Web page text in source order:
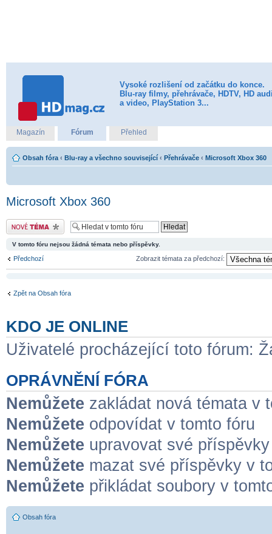
Vysoké rozlišení od začátku do konce.
Blu-ray filmy, přehrávače, HDTV, HD
a video, PlayStation 3...
Magazín Fórum Přehled
Obsah fóra ‹ Blu-ray a všechno související ‹ Přehrávače ‹ Microsoft Xbox 360
Microsoft Xbox 360
Odeslat nové téma
V tomto fóru nejsou žádná témata nebo příspěvky.
Předchozí Zobrazit témata za předchozí:
Zpět na Obsah fóra
KDO JE ONLINE
Uživatelé procházející toto fórum:
OPRÁVNĚNÍ FÓRA
Nemůžete zakládat nová témata v
Nemůžete odpovídat v tomto fóru
Nemůžete upravovat své
Nemůžete mazat své příspěvky v
Nemůžete přikládat soubory v
Obsah fóra